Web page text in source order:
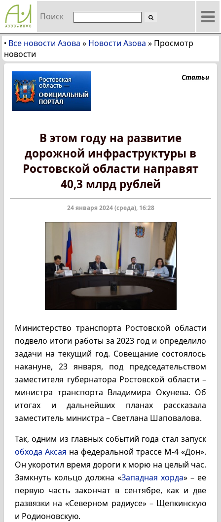
Поиск
• Все новости Азова » Новости Азова » Просмотр
новости
Статьи
В этом году на развитие
дорожной инфраструктуры в
Ростовской области направят
40,3 млрд рублей
24 января 2024 (среда), 16:28
Министерство транспорта Ростовской области
подвело итоги работы за 2023 год и определило
задачи на текущий год. Совещание состоялось
накануне, 23 января, под председательством
заместителя губернатора Ростовской области –
министра транспорта Владимира Окунева. Об
итогах и дальнейших планах рассказала
заместитель министра – Светлана Шаповалова.
Так, одним из главных событий года стал запуск
обхода Аксая на федеральной трассе М-4 «Дон».
Он укоротил время дороги к морю на целый час.
Замкнуть кольцо должна «Западная хорда» – ее
первую часть закончат в сентябре, как и две
развязки на «Северном радиусе» – Щепкинскую
и Родионовскую.